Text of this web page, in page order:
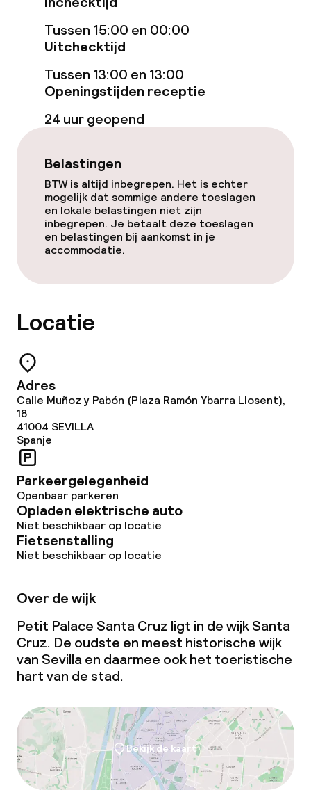
Grote huisdieren toegestaan (meer
Tussen 15:00 en 00:00
Uitchecktijd
Tussen 13:00 en 13:00
Openingstijden receptie
24 uur geopend
Belastingen
BTW is altijd inbegrepen. Het is echter
mogelijk dat sommige andere toeslagen
en lokale belastingen niet zijn
inbegrepen. Je betaalt deze toeslagen
en belastingen bij aankomst in je
accommodatie.
Locatie
Adres
Calle Muñoz y Pabón (Plaza Ramón Ybarra Llosent),
18
41004 SEVILLA
Spanje
Parkeergelegenheid
Openbaar parkeren
Opladen elektrische auto
Niet beschikbaar op locatie
Fietsenstalling
Niet beschikbaar op locatie
Over de wijk
Petit Palace Santa Cruz ligt in de wijk Santa
Cruz. De oudste en meest historische wijk
van Sevilla en daarmee ook het toeristische
hart van de stad.
Bekijk de kaart